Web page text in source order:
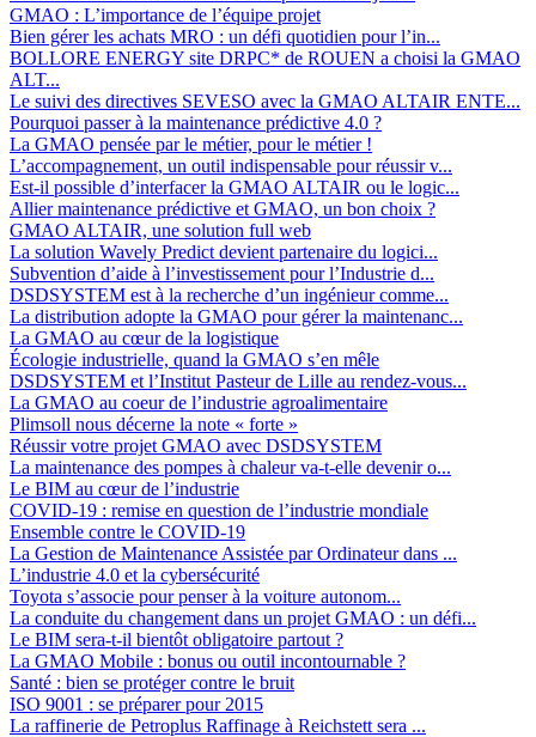
GMAO : L’importance de l’équipe projet
Bien gérer les achats MRO : un défi quotidien pour l’in...
BOLLORE ENERGY site DRPC* de ROUEN a choisi la GMAO
ALT...
Le suivi des directives SEVESO avec la GMAO ALTAIR ENTE...
Pourquoi passer à la maintenance prédictive 4.0 ?
La GMAO pensée par le métier, pour le métier !
L’accompagnement, un outil indispensable pour réussir v...
Est-il possible d’interfacer la GMAO ALTAIR ou le logic...
Allier maintenance prédictive et GMAO, un bon choix ?
GMAO ALTAIR, une solution full web
La solution Wavely Predict devient partenaire du logici...
Subvention d’aide à l’investissement pour l’Industrie d...
DSDSYSTEM est à la recherche d’un ingénieur comme...
La distribution adopte la GMAO pour gérer la maintenanc...
La GMAO au cœur de la logistique
Écologie industrielle, quand la GMAO s’en mêle
DSDSYSTEM et l’Institut Pasteur de Lille au rendez-vous...
La GMAO au coeur de l’industrie agroalimentaire
Plimsoll nous décerne la note « forte »
Réussir votre projet GMAO avec DSDSYSTEM
La maintenance des pompes à chaleur va-t-elle devenir o...
Le BIM au cœur de l’industrie
COVID-19 : remise en question de l’industrie mondiale
Ensemble contre le COVID-19
La Gestion de Maintenance Assistée par Ordinateur dans ...
L’industrie 4.0 et la cybersécurité
Toyota s’associe pour penser à la voiture autonom...
La conduite du changement dans un projet GMAO : un défi...
Le BIM sera-t-il bientôt obligatoire partout ?
La GMAO Mobile : bonus ou outil incontournable ?
Santé : bien se protéger contre le bruit
ISO 9001 : se préparer pour 2015
La raffinerie de Petroplus Raffinage à Reichstett sera ...